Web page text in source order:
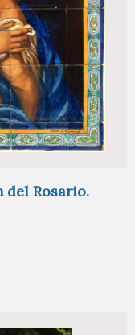
del Rosario.